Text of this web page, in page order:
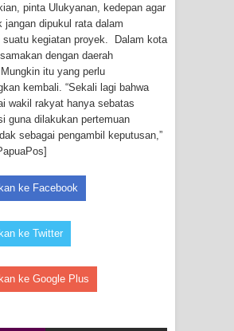
Frontier into National Food Belt with
Rice Expansion
Tinjau Program Cetak Sawah
Penanaman Padi di Merauke
Sekda Jayawijaya Jadi
Kasus Korupsi Jalan
Indonesia's National Craft
pinta Ulukyanan, kedepan agar
jangan dipukul rata dalam
suatu kegiatan proyek. Dalam kota
dengan daerah
itu yang perlu
kembali. “Sekali lagi bahwa
wakil rakyat hanya sebatas
guna dilakukan pertemuan
sebagai pengambil keputusan,”
ke Facebook
ke Twitter
ke Google Plus